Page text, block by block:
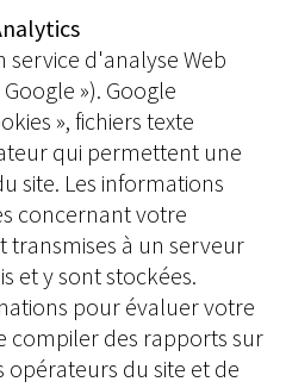
service d'analyse Web
»). Google
», fichiers texte
qui permettent une
site. Les informations
concernant votre
transmises à un serveur
et y sont stockées.
pour évaluer votre
compiler des rapports sur
opérateurs du site et de